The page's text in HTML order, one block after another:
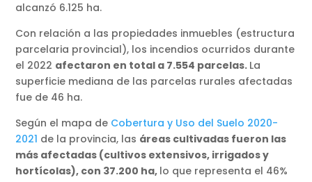
alcanzó 6.125 ha.
Con relación a las propiedades inmuebles (estructura
parcelaria provincial), los incendios ocurridos durante
el 2022 afectaron en total a 7.554 parcelas. La
superficie mediana de las parcelas rurales afectadas
fue de 46 ha.
Según el mapa de Cobertura y Uso del Suelo 2020-
2021 de la provincia, las áreas cultivadas fueron las
más afectadas (cultivos extensivos, irrigados y
hortícolas), con 37.200 ha, lo que representa el 46%